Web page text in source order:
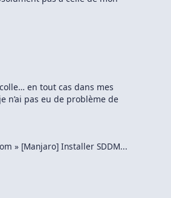
en tout cas dans mes
n’ai pas eu de problème de
» [Manjaro] Installer SDDM...